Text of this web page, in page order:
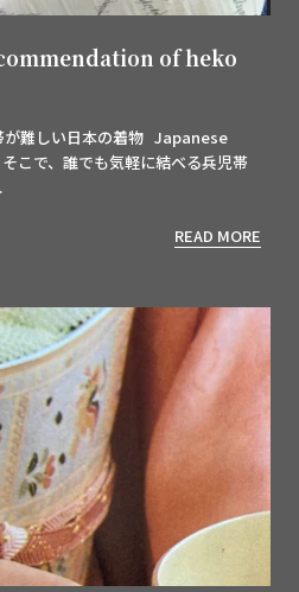
of heko
が難しい日本の着物 Japanese
で、誰でも気軽に結べる兵児帯
READ MORE